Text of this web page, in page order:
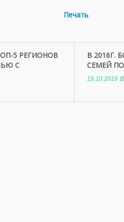
Печать
5 РЕГИОНОВ
С
В 2016Г.
СЕМЕЙ
19.10.2016